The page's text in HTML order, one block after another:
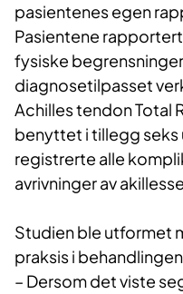
pasientenes egen
Pasientene
fysiske
diagnosetilpasset
Achilles tendon Total
benyttet i tillegg
registrerte alle
avrivninger av
Studien ble utformet
praksis i
– Dersom det viste